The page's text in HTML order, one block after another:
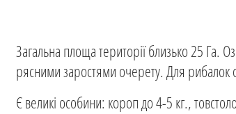
Загальна площа території близько 25
рясними заростями очерету. Для рибалок
Є великі особини: короп до 4-5 кг.,